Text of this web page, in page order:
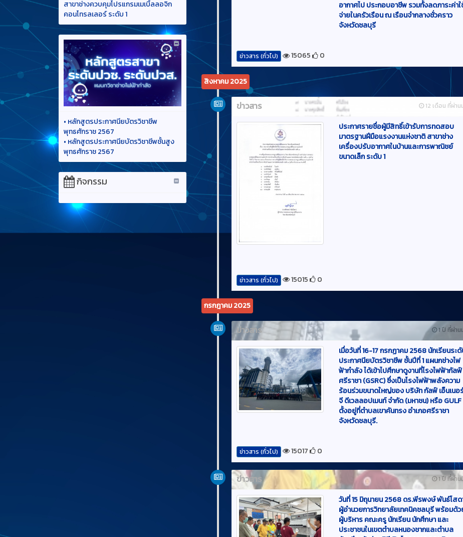
•หลักสูตรประกาศนียบัตรวิชาชีพ
พุทธศักราช 2567
พุทธศักราช 2567
กิจกรรม
สิงหาคม 2025
ข่าวสาร
ประกาศรายชื่อผู้มีสิทธิ์เข้ารับการทดสอบ
มาตรฐานฝีมือแรงงานแห่งชาติ สาขาช่าง
เครื่องปรับอากาศในบ้านและการพาณิชย์
ขนาดเล็ก ระดับ 1
15015 0
กรกฎาคม 2025
ข่าวสาร
เมื่อวันที่ 16-17 กรกฏาคม 2568 นักเรียนระ
ประกาศนียบัตรวิชาชีพ ชั้นปีที่ 1 แผนกช่างไฟ
ฟ้ากำลัง ได้เข้าไปศึกษาดูงานที่โรงไฟฟ้ากัลฟ์
ศรีราชา (GSRC) ซึ่งเป็นโรงไฟฟ้าพลังความ
ร้อนร่วมขนาดใหญ่ของ บริษัท กัลฟ์ เอ็นเนอร์
จี ดีเวลลอปเมนท์ จำกัด (มหาชน) หรือ GULF
ตั้งอยู่ที่ตำบลเขาคันทรง อำเภอศรีราชา
จังหวัดชลบุรี.
ข่าวสาร
วันที่ 15 มิถุนายน 2568 ดร.พีรพงษ์ พันธ์โสด
ผู้อำนวยการวิทยาลัยเทคนิคชลบุรี พร้อมด้
ผู้บริหาร คณะครู นักเรียน นักศึกษา และ
ประชาชนในเขตตำบลหนองชากและตำบล
บ้านบึง เข้าร่วมพิธีเปิดโครงการ ออมสิน
อาชีวะสร้างอาชีพสู่ชุมชน โดยทางวิทยาลัย
เทคนิคชลบุรีร่วมกับธนาคารออมสิน พัฒนา